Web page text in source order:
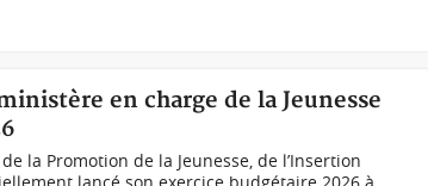
en charge de la Jeunesse
la Promotion de la Jeunesse, de l’Insertion